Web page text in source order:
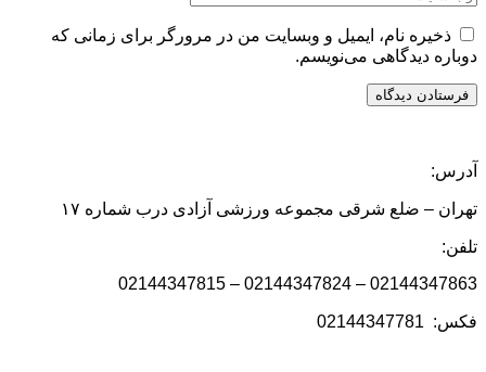
ذخیره نام، ایمیل و وبسایت من در مرورگر برای زمانی که
دوباره دیدگاهی می‌نویسم.
آدرس:
تهران – ضلع شرقی مجموعه ورزشی آزادی درب شماره ۱۷
تلفن:
02144347863 – 02144347824 – 02144347815
فکس: 02144347781